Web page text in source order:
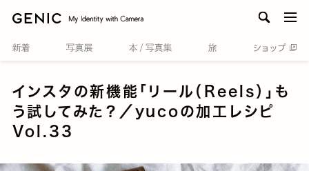
インスタの新機能「リール（Reels）」も
う試してみた？／yucoの加工レシピ
Vol.33